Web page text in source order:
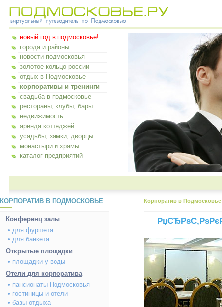
новый год в подмосковье!
города и районы
новости подмосковья
золотое кольцо россии
отдых в Подмосковье
корпоративы и тренинги
свадьба в подмосковье
рестораны, клубы, бары
недвижимость
аренда коттеджей
усадьбы, замки, дворцы
монастыри и храмы
каталог предприятий
КОРПОРАТИВ В ПОДМОСКОВЬЕ
Конференц залы
• для фуршета
• для банкета
Открытые площадки
• площадки у воды
Отели для корпоратива
• пансионаты Подмосковья
• гостиницы и отели
• базы отдыха
Корпоратив в Подмосковье